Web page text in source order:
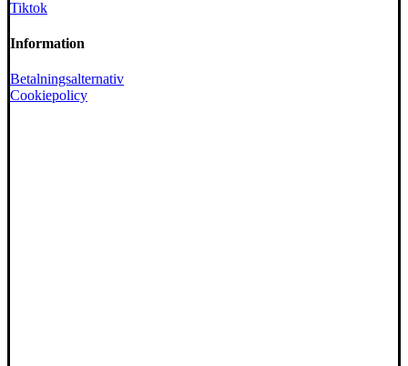
Tiktok
Information
Betalningsalternativ
Cookiepolicy